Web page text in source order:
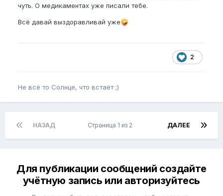
чуть. О медикаментах уже писали тебе.
Всё давай выздоравливай уже🤪
2
Не всё то Солнце, что встаёт ;)
НАЗАД ДАЛЕЕ
Страница 1 из 2
Для публикации сообщений создайте
учётную запись или авторизуйтесь